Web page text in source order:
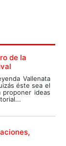
de la
Vallenata
éste sea el
proponer ideas